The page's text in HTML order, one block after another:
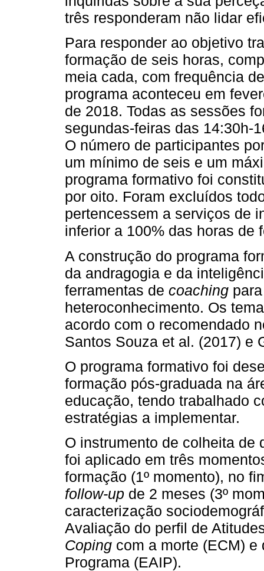
três responderam não lidar
Para responder ao objetivo
formação de seis horas,
meia cada, com frequência
programa aconteceu em
de 2018. Todas as sessões
segundas-feiras das 14:30h-
O número de participantes
um mínimo de seis e um
programa formativo foi
por oito. Foram excluídos
pertencessem a serviços de
inferior a 100% das horas de
A construção do programa
da andragogia e da
ferramentas de coaching
heteroconhecimento. Os
acordo com o recomendado
Santos Souza et al. (2017) e
O programa formativo foi
formação pós-graduada na
educação, tendo trabalhado
estratégias a implementar.
O instrumento de colheita de
foi aplicado em três
formação (1º momento), no
follow-up de 2 meses (3º
caracterização
Avaliação do perfil de
Coping com a morte (ECM)
Programa (EAIP).